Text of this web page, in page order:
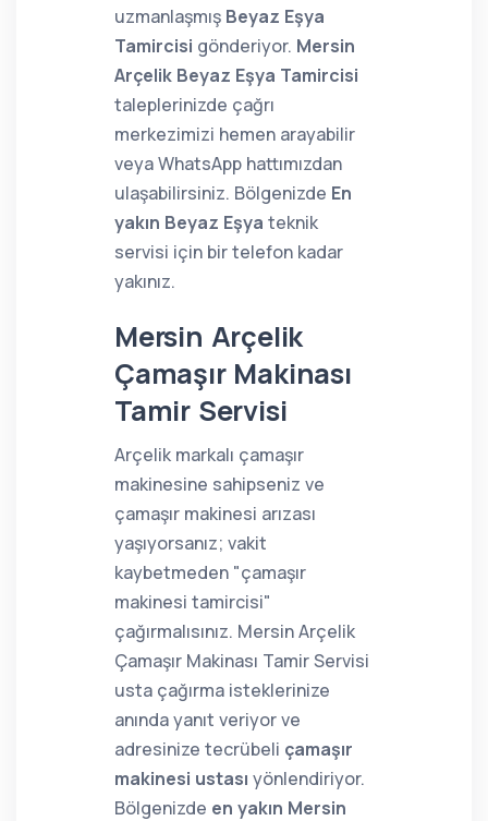
uzmanlaşmış Beyaz Eşya
Tamircisi gönderiyor. Mersin
Arçelik Beyaz Eşya Tamircisi
taleplerinizde çağrı
merkezimizi hemen arayabilir
veya WhatsApp hattımızdan
ulaşabilirsiniz. Bölgenizde En
yakın Beyaz Eşya teknik
servisi için bir telefon kadar
yakınız.
Mersin Arçelik
Çamaşır Makinası
Tamir Servisi
Arçelik markalı çamaşır
makinesine sahipseniz ve
çamaşır makinesi arızası
yaşıyorsanız; vakit
kaybetmeden "çamaşır
makinesi tamircisi"
çağırmalısınız. Mersin Arçelik
Çamaşır Makinası Tamir Servisi
usta çağırma isteklerinize
anında yanıt veriyor ve
adresinize tecrübeli çamaşır
makinesi ustası yönlendiriyor.
Bölgenizde en yakın Mersin